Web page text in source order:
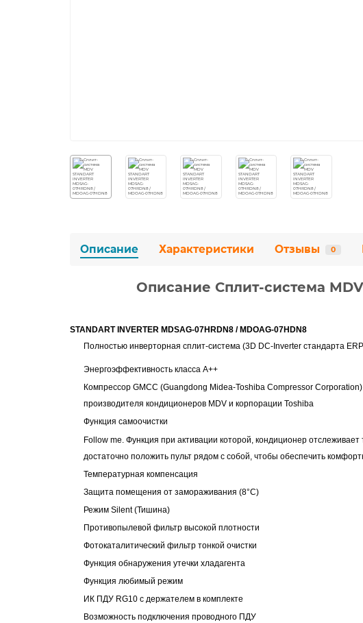
Описание Характеристики Отзывы 0
Описание Сплит-система MDV
STANDART INVERTER MDSAG-07HRDN8 / MDOAG-07HDN8
Полностью инверторная сплит-система (3D DC-Inverter стандарта
Энергоэффективность класса А++
Компрессор GMCC (Guangdong Midea-Toshiba Compressor
производителя кондиционеров MDV и корпорации Toshiba
Функция самоочистки
Follow me. Функция при активации которой, кондиционер
достаточно положить пульт рядом с собой, чтобы обеспечить
Температурная компенсация
Защита помещения от замораживания (8°С)
Режим Silent (Тишина)
Противопылевой фильтр высокой плотности
Фотокаталитический фильтр тонкой очистки
Функция обнаружения утечки хладагента
Функция любимый режим
ИК ПДУ RG10 с держателем в комплекте
Возможность подключения проводного ПДУ